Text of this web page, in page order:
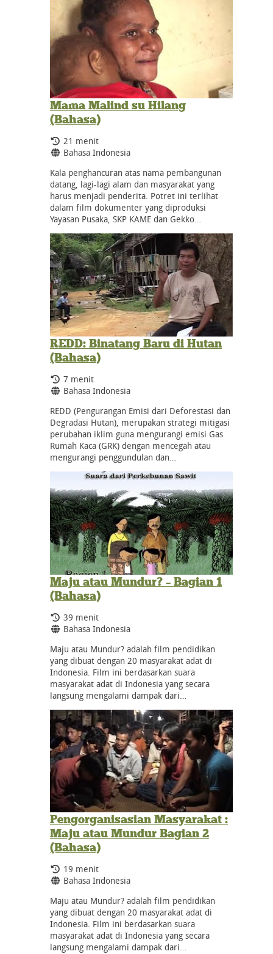
Mama Malind su Hilang
(Bahasa)
Durasi:
21 menit
Bahasa:
Bahasa Indonesia
Kala penghancuran atas nama pembangunan
datang, lagi-lagi alam dan masyarakat yang
harus menjadi penderita. Potret ini terlihat
dalam film dokumenter yang diproduksi
Yayasan Pusaka, SKP KAME dan Gekko…
REDD: Binatang Baru di Hutan
(Bahasa)
Durasi:
7 menit
Bahasa:
Bahasa Indonesia
REDD (Pengurangan Emisi dari Deforestasi dan
Degradasi Hutan), merupakan strategi mitigasi
perubahan iklim guna mengurangi emisi Gas
Rumah Kaca (GRK) dengan mencegah atau
mengurangi penggundulan dan…
Maju atau Mundur? – Bagian 1
(Bahasa)
Durasi:
39 menit
Bahasa:
Bahasa Indonesia
Maju atau Mundur? adalah film pendidikan
yang dibuat dengan 20 masyarakat adat di
Indonesia. Film ini berdasarkan suara
masyarakat adat di Indonesia yang secara
langsung mengalami dampak dari…
Pengorganisasian Masyarakat :
Maju atau Mundur Bagian 2
(Bahasa)
Durasi:
19 menit
Bahasa:
Bahasa Indonesia
Maju atau Mundur? adalah film pendidikan
yang dibuat dengan 20 masyarakat adat di
Indonesia. Film ini berdasarkan suara
masyarakat adat di Indonesia yang secara
langsung mengalami dampak dari…